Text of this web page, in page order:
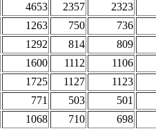
4653 2357
2323
1263 750
736
1292 814
809
1600 1112
1106
1725 1127
1123
771 503
501
1068 710
698